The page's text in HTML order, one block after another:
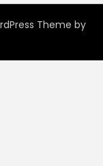
Theme by